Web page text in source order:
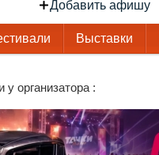
Добавить афишу
Выставки
организатора :